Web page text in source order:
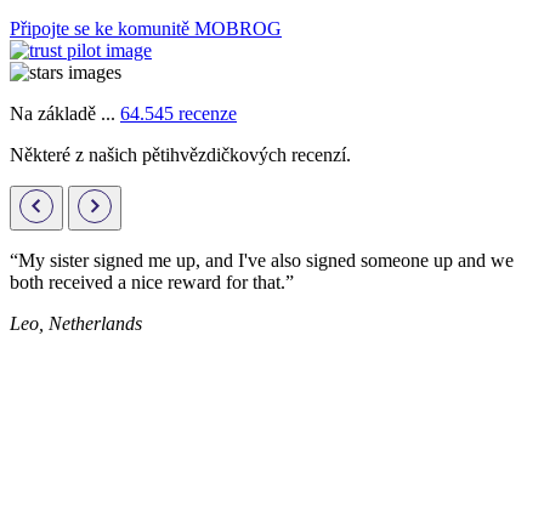
Připojte se ke komunitě MOBROG
Na základě ... 64.545 recenze
Některé z našich pětihvězdičkových recenzí.
“My sister signed me up, and I've also signed someone up and we
both received a nice reward for that.”
Leo, Netherlands